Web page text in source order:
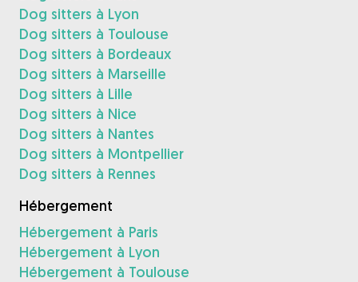
Dog sitters à Lyon
Dog sitters à Toulouse
Dog sitters à Bordeaux
Dog sitters à Marseille
Dog sitters à Lille
Dog sitters à Nice
Dog sitters à Nantes
Dog sitters à Montpellier
Dog sitters à Rennes
Hébergement
Hébergement à Paris
Hébergement à Lyon
Hébergement à Toulouse